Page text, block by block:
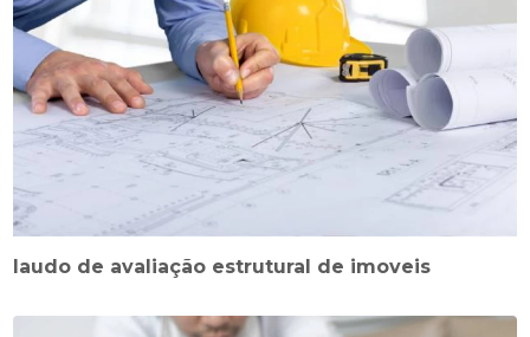
laudo de avaliação estrutural de imoveis